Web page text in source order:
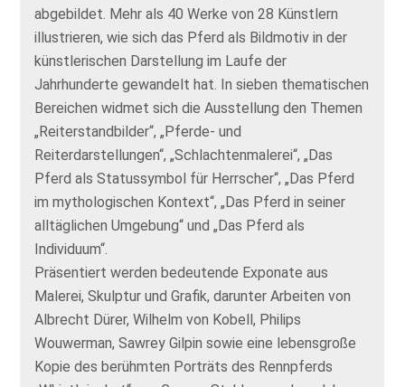
abgebildet. Mehr als 40 Werke von 28 Künstlern
illustrieren, wie sich das Pferd als Bildmotiv in der
künstlerischen Darstellung im Laufe der
Jahrhunderte gewandelt hat. In sieben thematischen
Bereichen widmet sich die Ausstellung den Themen
„Reiterstandbilder“, „Pferde- und
Reiterdarstellungen“, „Schlachtenmalerei“, „Das
Pferd als Statussymbol für Herrscher“, „Das Pferd
im mythologischen Kontext“, „Das Pferd in seiner
alltäglichen Umgebung“ und „Das Pferd als
Individuum“.
Präsentiert werden bedeutende Exponate aus
Malerei, Skulptur und Grafik, darunter Arbeiten von
Albrecht Dürer, Wilhelm von Kobell, Philips
Wouwerman, Sawrey Gilpin sowie eine lebensgroße
Kopie des berühmten Porträts des Rennpferds